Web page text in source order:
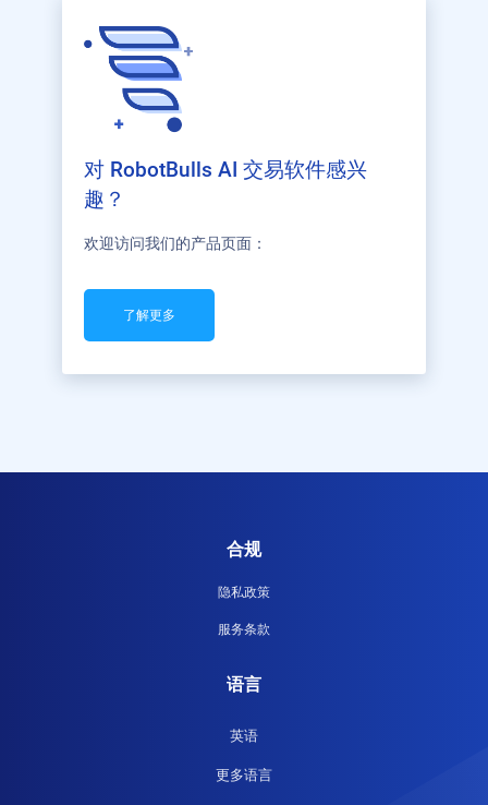
对 RobotBulls AI 交易软件感兴
趣？
欢迎访问我们的产品页面：
了解更多
合规
隐私政策
服务条款
语言
英语
更多语言